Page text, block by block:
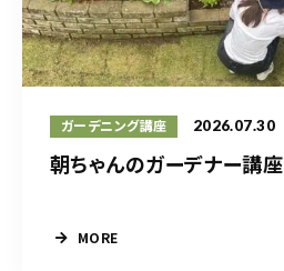
ガーデニング講座 2026.07.30
朝ちゃんのガーデナー講座
MORE